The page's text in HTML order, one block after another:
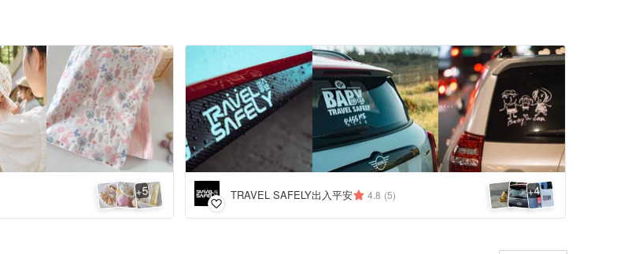
+5 TRAVEL SAFELY出入平安 4.8 (5) +4